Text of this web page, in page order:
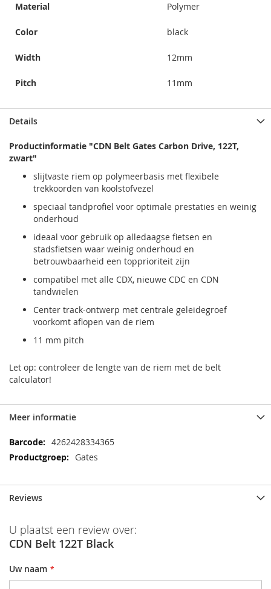
Material Polymer
Color black
Width 12mm
Pitch 11mm
Details
Productinformatie "CDN Belt Gates Carbon Drive, 122T,
zwart"
slijtvaste riem op polymeerbasis met flexibele
trekkoorden van koolstofvezel
speciaal tandprofiel voor optimale prestaties en weinig
onderhoud
ideaal voor gebruik op alledaagse fietsen en
stadsfietsen waar weinig onderhoud en
betrouwbaarheid een topprioriteit zijn
compatibel met alle CDX, nieuwe CDC en CDN
tandwielen
Center track-ontwerp met centrale geleidegroef
voorkomt aflopen van de riem
11 mm pitch
Let op: controleer de lengte van de riem met de belt
calculator!
Meer informatie
Meer
informatie
4262428334365
Gates
Reviews
U plaatst een review over:
CDN Belt 122T Black
Uw naam